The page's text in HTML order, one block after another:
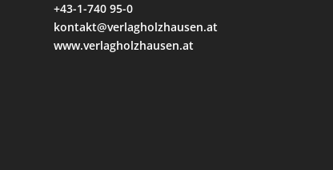
+43-1-740 95-0
kontakt@verlagholzhausen.at
www.verlagholzhausen.at